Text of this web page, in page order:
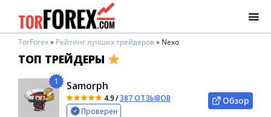
TorForex» Рейтинг лучших трейдеров» Nexo
ТОП ТРЕЙДЕРЫ
1 Samorph
4.9/387 ОТЗЫВОВ
Проверен
Обзор